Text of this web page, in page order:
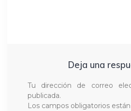
Deja una
Tu dirección de correo
publicada.
Los campos obligatorios